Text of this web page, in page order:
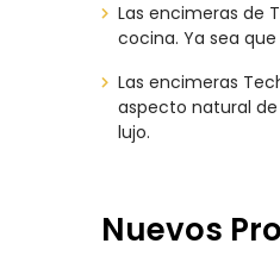
Las encimeras de
cocina. Ya sea
Las encimeras
aspecto natural
lujo.
Nuevos